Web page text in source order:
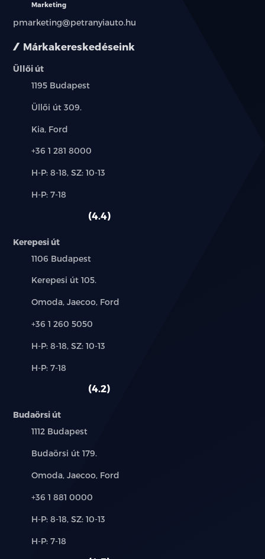
Márkakereskedéseink
Üllői út
Település:
1195 Budapest
Cím:
Üllői út 309.
Márkák:
Kia, Ford
Telefon:
+36 1 281 8000
Új-
használt
H-P: 8-18, SZ: 10-13
Alkatrész,
H-P: 7-18
4.4
Kerepesi út
Település:
1106 Budapest
Cím:
Kerepesi út 105.
Márkák:
Omoda, Jaecoo, Ford
Telefon:
+36 1 260 5050
Új-
használt
H-P: 8-18, SZ: 10-13
Alkatrész,
H-P: 7-18
4.2
Budaörsi út
Település:
1112 Budapest
Cím:
Budaörsi út 179.
Márkák:
Omoda, Jaecoo, Ford
Telefon:
+36 1 881 0000
Új-
használt
H-P: 8-18, SZ: 10-13
Alkatrész,
H-P: 7-18
Marketing
pmarketing@petranyiauto.hu